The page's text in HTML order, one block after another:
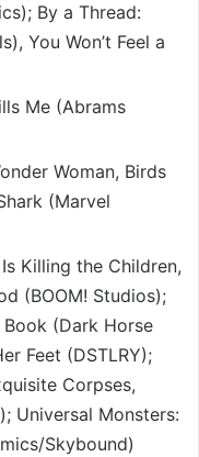
By a Thread:
You Won’t Feel a
Me (Abrams
Woman, Birds
(Marvel
Killing the Children,
(BOOM! Studios);
Book (Dark Horse
Feet (DSTLRY);
Corpses,
Universal Monsters:
Skybound)